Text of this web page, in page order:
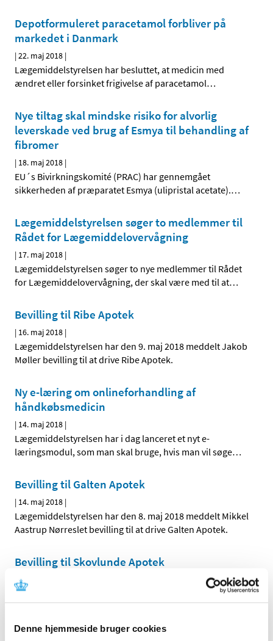
Denne hjemmeside bruger cookies
Depotformuleret paracetamol forbliver på
markedet i Danmark
|22. maj 2018 |
Lægemiddelstyrelsen har besluttet, at medicin med
ændret eller forsinket frigivelse af paracetamol…
Nye tiltag skal mindske risiko for alvorlig
leverskade ved brug af Esmya til behandling af
fibromer
| 18. maj 2018 |
EU´s Bivirkningskomité (PRAC) har gennemgået
sikkerheden af præparatet Esmya (ulipristal acetate).…
Lægemiddelstyrelsen søger to medlemmer til
Rådet for Lægemiddelovervågning
| 17. maj 2018 |
Lægemiddelstyrelsen søger to nye medlemmer til Rådet
for Lægemiddelovervågning, der skal være med til at…
Bevilling til Ribe Apotek
| 16. maj 2018 |
Lægemiddelstyrelsen har den 9. maj 2018 meddelt Jakob
Møller bevilling til at drive Ribe Apotek.
Ny e-læring om onlineforhandling af
håndkøbsmedicin
| 14. maj 2018 |
Lægemiddelstyrelsen har i dag lanceret et nyt e-
læringsmodul, som man skal bruge, hvis man vil søge…
Bevilling til Galten Apotek
| 14. maj 2018 |
Lægemiddelstyrelsen har den 8. maj 2018 meddelt Mikkel
Aastrup Nørreslet bevilling til at drive Galten Apotek.
Bevilling til Skovlunde Apotek
9. maj 2018
Lægemiddelstyrelsen har den 1. maj 2018 meddelt Jacob
Lenau bevilling til at drive Skovlunde Apotek.